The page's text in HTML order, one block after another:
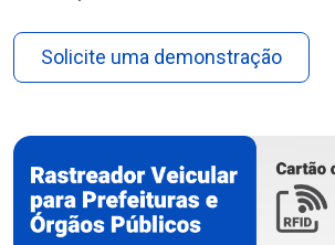
Solicite uma demonstração